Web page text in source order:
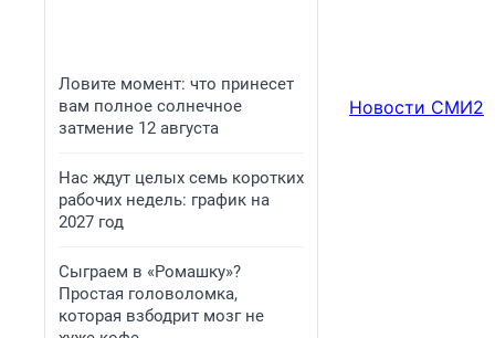
Ловите момент: что принесет
вам полное солнечное
затмение 12 августа
Нас ждут целых семь коротких
рабочих недель: график на
2027 год
Сыграем в «Ромашку»?
Простая головоломка,
которая взбодрит мозг не
Новости СМИ2